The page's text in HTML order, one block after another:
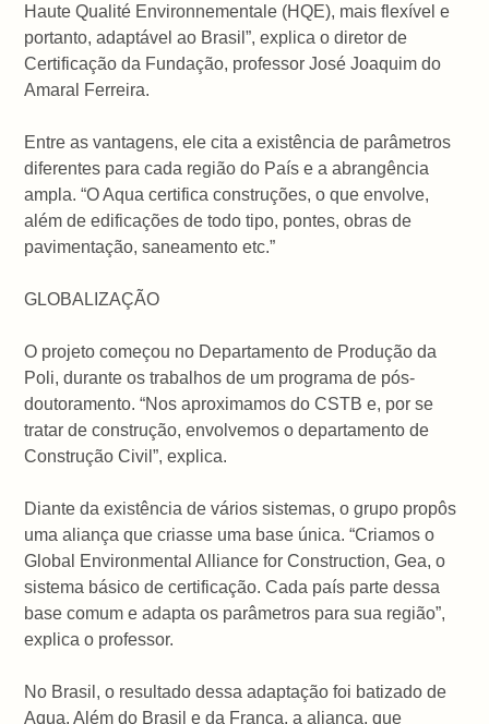
Haute Qualité Environnementale (HQE), mais flexível e
portanto, adaptável ao Brasil”, explica o diretor de
Certificação da Fundação, professor José Joaquim do
Amaral Ferreira.
Entre as vantagens, ele cita a existência de parâmetros
diferentes para cada região do País e a abrangência
ampla. “O Aqua certifica construções, o que envolve,
além de edificações de todo tipo, pontes, obras de
pavimentação, saneamento etc.”
GLOBALIZAÇÃO
O projeto começou no Departamento de Produção da
Poli, durante os trabalhos de um programa de pós-
doutoramento. “Nos aproximamos do CSTB e, por se
tratar de construção, envolvemos o departamento de
Construção Civil”, explica.
Diante da existência de vários sistemas, o grupo propôs
uma aliança que criasse uma base única. “Criamos o
Global Environmental Alliance for Construction, Gea, o
sistema básico de certificação. Cada país parte dessa
base comum e adapta os parâmetros para sua região”,
explica o professor.
No Brasil, o resultado dessa adaptação foi batizado de
Aqua. Além do Brasil e da França, a aliança, que